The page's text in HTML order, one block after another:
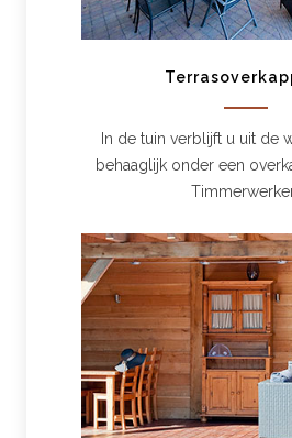
In de tuin verblijft u uit de
behaaglijk onder een